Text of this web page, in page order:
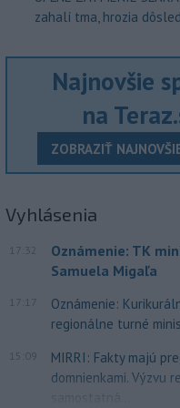
zahalí tma, hrozia
Najnovšie
na
ZOBRAZIŤ
Vyhlásenia
17:32
Oznámenie: TK
Samuela Migaľa
17:17
Oznámenie:
regionálne turné
15:09
MIRRI: Fakty majú
domnienkami. Výzvu
samostatná...